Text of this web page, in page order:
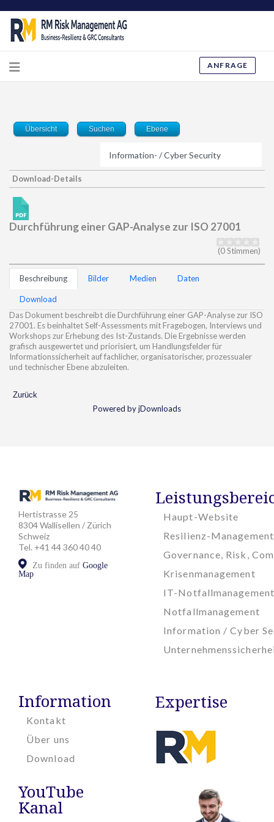
ANFRAGE
Übersicht Suchen Ebene
Download-Details
Durchführung einer GAP-Analyse zur ISO 27001
(0 Stimmen)
Beschreibung Bilder Medien Daten
Download
Das Dokument beschreibt die Durchführung einer GAP-Analyse zur ISO
27001. Es beinhaltet Self-Assessments mit Fragebogen, Interviews und
Workshops zur Erhebung des Ist-Zustands. Die Ergebnisse werden
grafisch ausgewertet und priorisiert, um Handlungsfelder für
Informationssicherheit auf fachlicher, organisatorischer, prozessualer
und technischer Ebene abzuleiten.
Zurück
Powered by jDownloads
Hertistrasse 25
8304 Wallisellen / Zürich
Schweiz
Tel. +41 44 360 40 40
Zu finden auf Google
Map
Haupt-Website
Resilienz-Management
Governance, Risk,
Krisenmanagement
IT-Notfallmanagement
Notfallmanagement
Information / Cyber
Information
Kontakt
Über uns
Download
YouTube
Kanal
Expertise